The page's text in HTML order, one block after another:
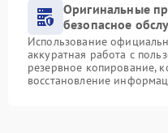
Оригинальные
безопасное
Использование
аккуратная работа с
резервное копирование,
восстановление